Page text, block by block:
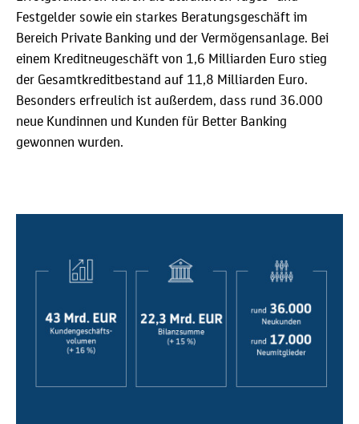
Festgelder sowie ein starkes Beratungsgeschäft im
Bereich Private Banking und der Vermögensanlage. Bei
einem Kreditneugeschäft von 1,6 Milliarden Euro stieg
der Gesamtkreditbestand auf 11,8 Milliarden Euro.
Besonders erfreulich ist außerdem, dass rund 36.000
neue Kundinnen und Kunden für Better Banking
gewonnen wurden.